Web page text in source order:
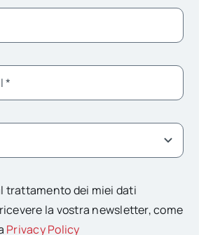
trattamento dei miei dati
la vostra newsletter, come
Privacy Policy